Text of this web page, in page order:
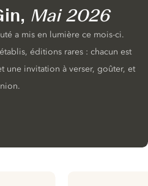
Mai 2026
a mis en lumière ce mois-ci.
éditions rares : chacun est
une invitation à verser, goûter, et